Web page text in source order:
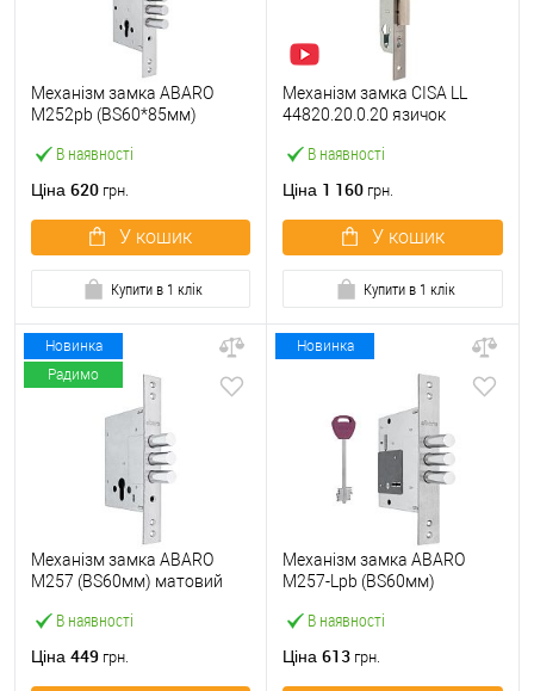
В наявності
Механізм замка ABARO
M252pb (BS60*85мм)
пакування без зв.планки
Ціна 620 грн.
У кошик
Купити в 1 клік
В наявності
Механізм замка CISA LL
44820.20.0.20 язичок
нержавіюча сталь
Ціна 1 160 грн.
У кошик
Купити в 1 клік
Новинка
Радимо
В наявності
Механізм замка ABARO
M257 (BS60мм) матовий
Ціна 449 грн.
Новинка
В наявності
Механізм замка ABARO
M257-Lpb (BS60мм)
тех.пакування.без
Ціна 613 грн.